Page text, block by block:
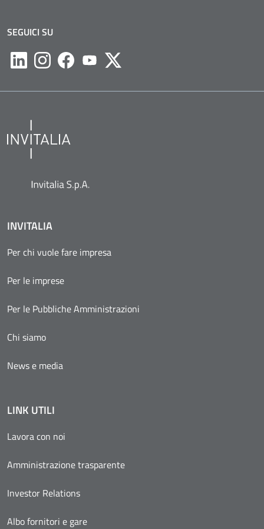
SEGUICI SU
LikedinInstagramFacebookYoutubeTwitter
INVITALIA
Per chi vuole fare impresa
Per le imprese
Per le Pubbliche Amministrazioni
Chi siamo
News e media
LINK UTILI
Lavora con noi
Amministrazione trasparente
Investor Relations
Albo fornitori e gare